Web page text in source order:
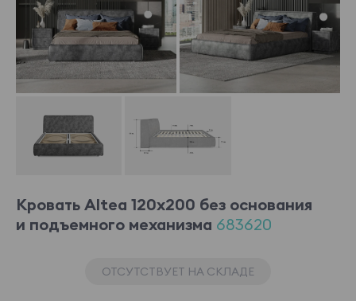
Кровать Altea 120x200 без основания
и подъемного механизма 683620
ОТСУТСТВУЕТ НА СКЛАДЕ